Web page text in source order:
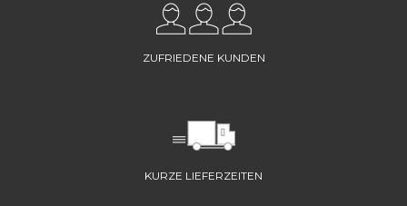
ZUFRIEDENE KUNDEN
KURZE LIEFERZEITEN